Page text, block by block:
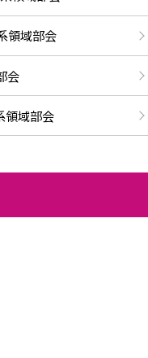
領域部会
会
領域部会